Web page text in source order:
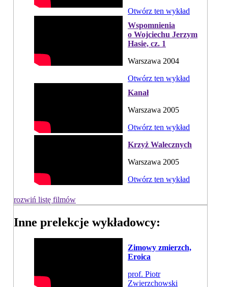
Otwórz ten wykład
Wspomnienia
o Wojciechu Jerzym
Hasie, cz. 1
Warszawa 2004
Otwórz ten wykład
Kanał
Warszawa 2005
Otwórz ten wykład
Krzyż Walecznych
Warszawa 2005
Otwórz ten wykład
rozwiń listę filmów
Inne prelekcje wykładowcy:
Zimowy zmierzch,
Eroica
prof. Piotr
Zwierzchowski